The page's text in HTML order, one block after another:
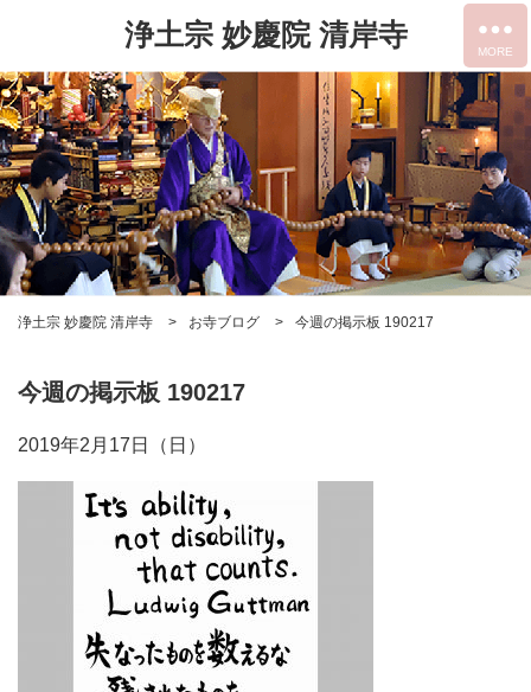
浄土宗 妙慶院 清岸寺
浄土宗 妙慶院 清岸寺 お寺ブログ 今週の掲示板 190217
今週の掲示板 190217
2019年2月17日（日）